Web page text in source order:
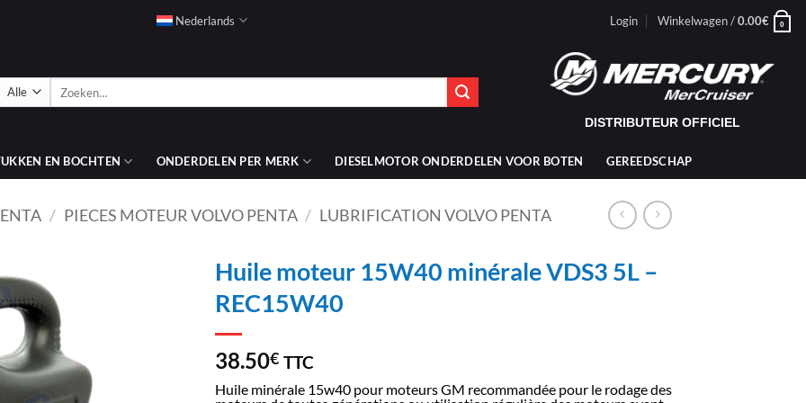
Nederlands Login Winkelwagen /0.00€ 0
DISTRIBUTEUR OFFICIEL
EN BOCHTEN ONDERDELEN PER MERK DIESELMOTOR ONDERDELEN VOOR BOTEN GEREEDSCHAP
/ PIECES MOTEUR VOLVO PENTA / LUBRIFICATION VOLVO PENTA
Huile moteur 15W40 minérale VDS3 5L –
REC15W40
38.50€ TTC
Huile minérale 15w40 pour moteurs GM recommandée pour le rodage des